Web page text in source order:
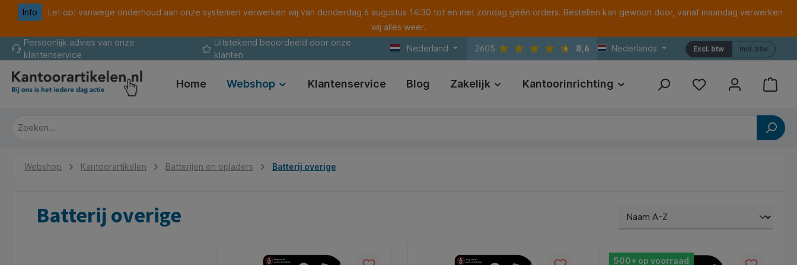
Ga naar de hoofdnavigatie
Info
Let op: vanwege onderhoud aan onze systemen verwerken wij van donderdag 6 augustus 14:30 tot en met zondag géén orders. Bestellen kan gewoon door, vanaf maandag verwerken
wij alles weer.
Persoonlijk advies van onze
klantenservice
Uitstekend beoordeeld door onze
klanten
Nederland 2605 8,6 Nederlands Incl. btw
Excl. btw
Home Webshop Klantenservice Blog Zakelijk Kantoorinrichting Print Referenties
Webshop Kantoorartikelen Batterijen en opladers Batterij overige
Batterij overige
500+ op voorraad